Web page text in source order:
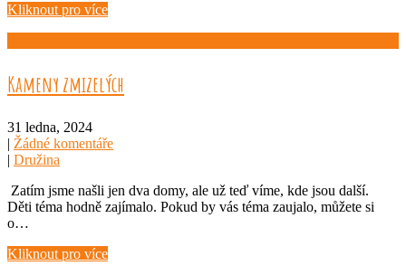
Kliknout pro více
Kameny zmizelých
31 ledna, 2024
| Žádné komentáře
| Družina
Zatím jsme našli jen dva domy, ale už teď víme, kde jsou další.
Děti téma hodně zajímalo. Pokud by vás téma zaujalo, můžete si
o…
Kliknout pro více